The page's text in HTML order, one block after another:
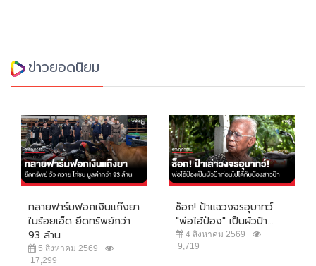
ข่าวยอดนิยม
ทลายฟาร์มฟอกเงินแก๊งยา
ในร้อยเอ็ด ยึดทรัพย์กว่า
93 ล้าน
5 สิงหาคม 2569
17,299
ช็อก! ป้าแฉวงจรอุบาทว์
"พ่อไอ้ป๋อง" เป็นผัวป้า...
4 สิงหาคม 2569
9,719